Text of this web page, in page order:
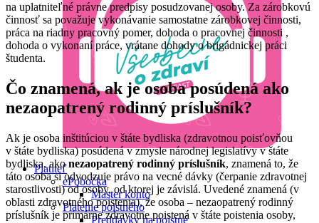
Platiteľ
ePobočka
Master konto
Platenie poistného
Preddavky na poistné
na uplatniteľné právne predpisy posudzovanej osoby. Za zárobkovú
činnosť sa považuje vykonávanie samostatne zárobkovej činnosti,
práca na riadny pracovný pomer, dohoda o pracovnej činnosti ,
dohoda o vykonaní práce, vrátane dohody o brigádnickej práci
študenta.
Čo znamená, ak je osoba posúdená ako
nezaopatrený rodinný príslušník?
Ak je osoba inštitúciou v štáte bydliska (zdravotnou poisťovňou
v štáte bydliska) posúdená v zmysle národnej legislatívy v štáte
bydliska, akonezaopatrený rodinný príslušník, znamená to, že
táto osoba si odvodzuje právo na vecné dávky (čerpanie zdravotnej
starostlivosti) od osoby, od ktorej je závislá. Uvedené znamená (v
oblasti zdravotného poistenia), že osoba – nezaopatrený rodinný
príslušník je primárne zdravotne poistená v štáte poistenia osoby,